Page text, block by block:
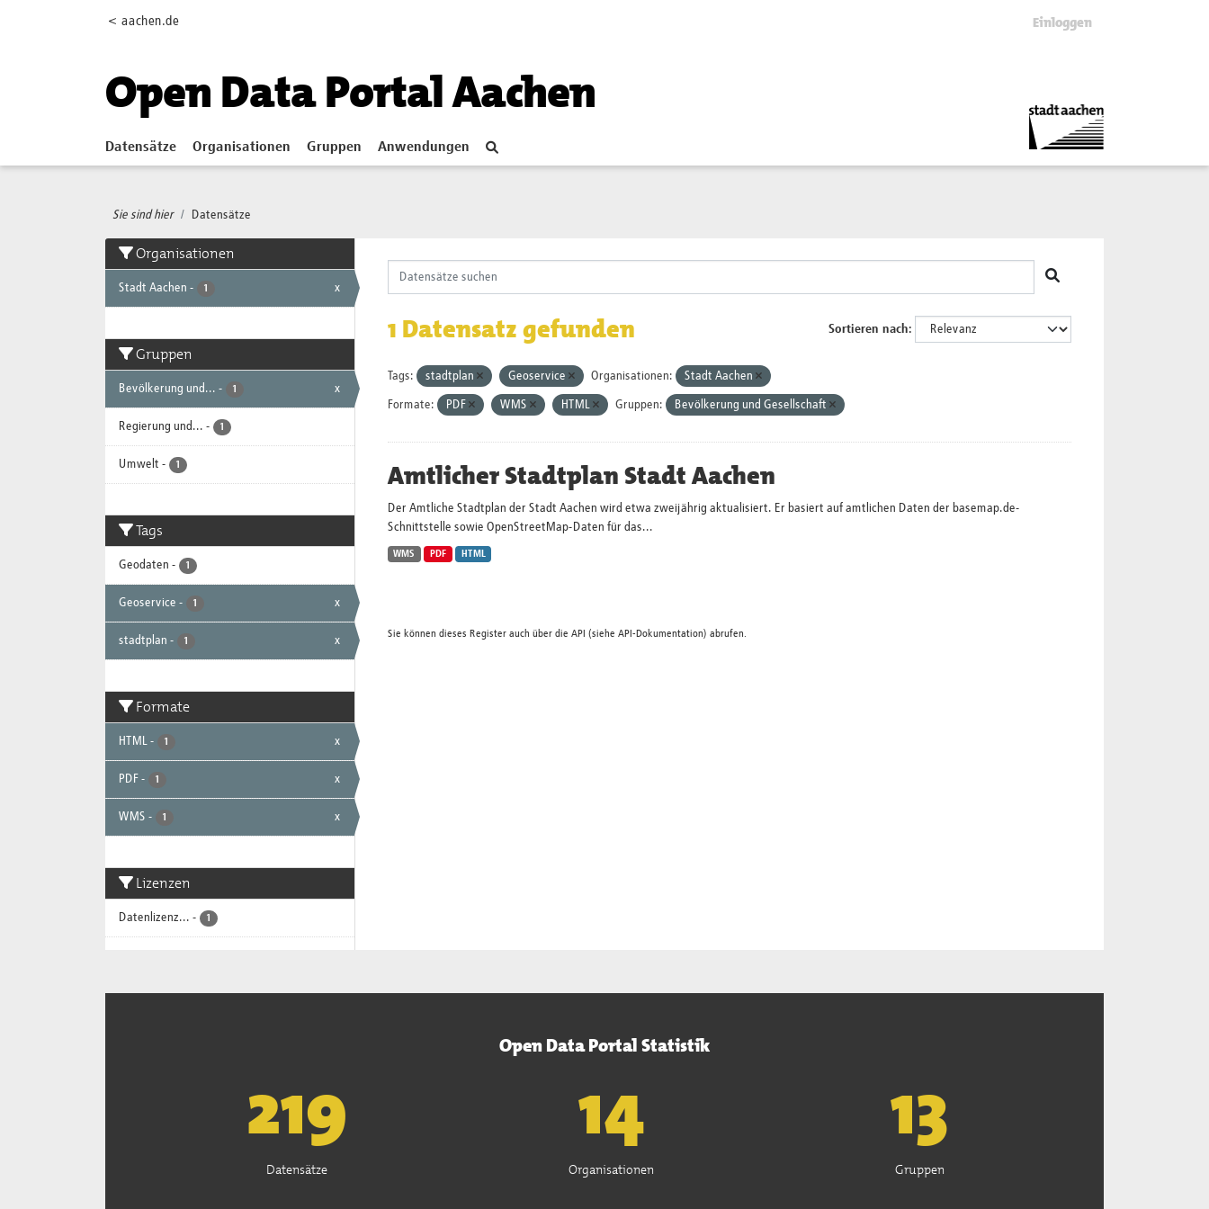
< aachen.de Einloggen
Open Data Portal Aachen
Datensätze Organisationen Gruppen Anwendungen
Sie sind hier Datensätze
Organisationen
Stadt Aachen - 1 x
Gruppen
Bevölkerung und... - 1 x
Regierung und... - 1
Umwelt - 1
Tags
Geodaten - 1
Geoservice - 1 x
stadtplan - 1 x
Formate
HTML - 1 x
PDF - 1 x
WMS - 1 x
Lizenzen
Datenlizenz... - 1
Sortieren nach
1 Datensatz gefunden
Tags: stadtplan Geoservice Organisationen: Stadt Aachen
Formate: PDF WMS HTML Gruppen: Bevölkerung und Gesellschaft
Amtlicher Stadtplan Stadt Aachen
Der Amtliche Stadtplan der Stadt Aachen wird etwa zweijährig aktualisiert. Er basiert auf amtlichen Daten der basemap.de-
Schnittstelle sowie OpenStreetMap-Daten für das...
WMS PDF HTML
Sie können dieses Register auch über die API (siehe API-Dokumentation) abrufen.
Open Data Portal Statistik
221
Datensätze
15
Organisationen
13
Gruppen